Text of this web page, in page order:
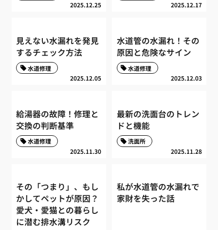
2025.12.25 2025.12.17
見えない水漏れを発見
するチェック方法
2025.12.05
水道修理
水道管の水漏れ！その
原因と危険なサイン
2025.12.03
水道修理
給湯器の故障！修理と
交換の判断基準
2025.11.30
水道修理
最新の洗面台のトレン
ドと機能
2025.11.28
洗面所
その「つまり」、もし
かしてペットが原因？
愛犬・愛猫との暮らし
に潜む排水溝リスク
私が水道管の水漏れで
家財を失った話